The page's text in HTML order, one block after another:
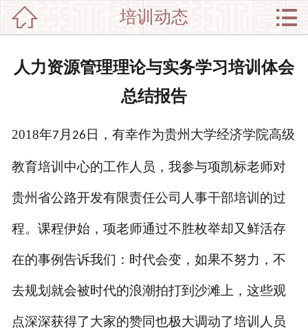
培训集锦
中心介绍
联系我们
 培训动态 
人力资源管理理论与实务学习培训体会
总结报告
2018年7 月 26 日，有幸作为贵州大学经济学院高级
教育培训中心的工作人员，我参与项凯标老师对
贵州省公路开发有限责任公司人事干部培训的过
程。课程伊始，项老师通过不胜枚举却又鲜活存
在的事例告诉我们：时代会变，如果不努力，不
去规划就会被时代的浪潮拍打到沙滩上，这些观
点深深获得了大家的赞同也极大调动了培训人员